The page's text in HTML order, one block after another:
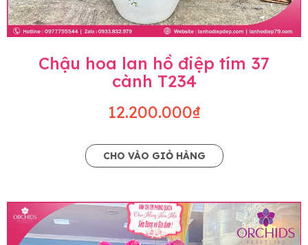
Chậu hoa lan hồ điệp tím 37
cành T234
12.200.000₫
CHO VÀO GIỎ HÀNG